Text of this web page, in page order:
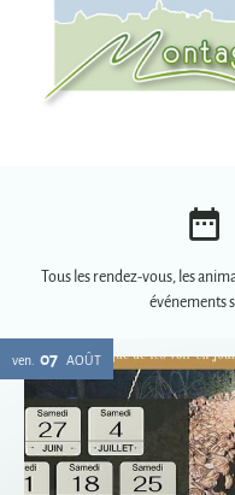
Tous les rendez-vous, les
Soirées spéciales